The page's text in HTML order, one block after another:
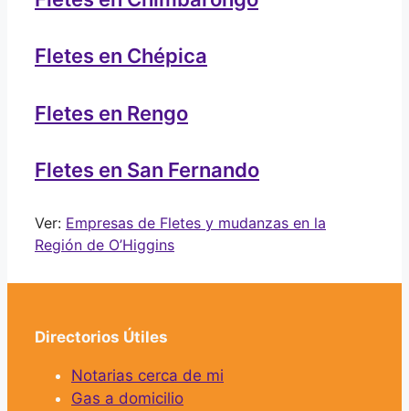
Fletes en Chépica
Fletes en Rengo
Fletes en San Fernando
Ver: Empresas de Fletes y mudanzas en la
Región de O’Higgins
Directorios Útiles
Notarias cerca de mi
Gas a domicilio